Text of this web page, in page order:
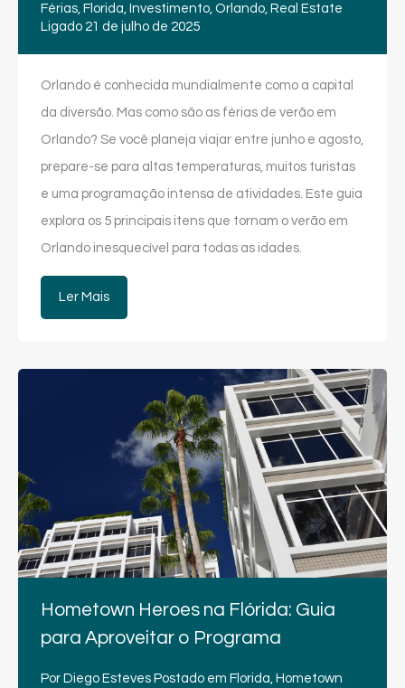
Férias, Florida, Investimento, Orlando, Real Estate
Ligado 21 de julho de 2025
Orlando é conhecida mundialmente como a capital
da diversão. Mas como são as férias de verão em
Orlando? Se você planeja viajar entre junho e agosto,
prepare-se para altas temperaturas, muitos turistas
e uma programação intensa de atividades. Este guia
explora os 5 principais itens que tornam o verão em
Orlando inesquecível para todas as idades.
Ler Mais
Hometown Heroes na Flórida: Guia
para Aproveitar o Programa
Por Diego Esteves Postado em Florida Hometown